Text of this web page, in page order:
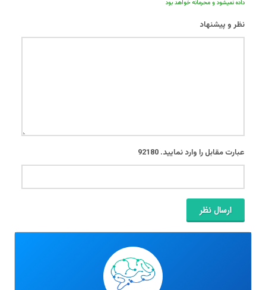
داده نمیشود و محرمانه خواهد بود
نظر و پیشنهاد
عبارت مقابل را وارد نمایید. 92180
ارسال نظر